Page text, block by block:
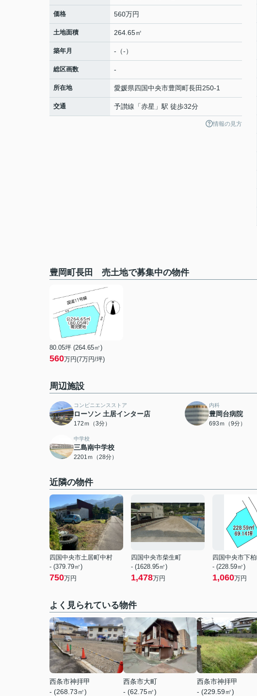
価格 560万円
土地面積 264.65㎡
築年月 -（-）
総区画数 -
所在地 愛媛県四国中央市豊岡町長田 250-1
交通 予讃線 「赤星 」駅 徒歩32分
情報の見方
豊岡町長田 売土地で募集中の物件
80.05坪 (264.65㎡)
560万円(7万円/坪)
周辺施設
コンビニエンスストア
ローソン 土居インター店
172ｍ（3分）
内科
豊岡台病院
693ｍ（9分）
中学校
三島南中学校
2201ｍ（28分）
近隣の物件
四国中央市土居町中村
- (379.79㎡)
750万円
四国中央市柴生町
- (1628.95㎡)
1,478万円
四国中央市下
- (228.59㎡)
1,060万円
よく見られている物件
西条市神拝甲
- (268.73㎡)
西条市大町
- (62.75㎡)
西条市神拝甲
- (229.59㎡)